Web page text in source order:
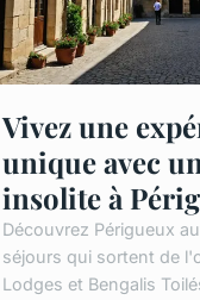
Vivez une
unique avec
insolite à
Découvrez Périgueux
séjours qui sortent de
Lodges et Bengalis